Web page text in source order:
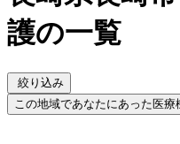
護の一覧
絞り込み
この地域であなたにあった医